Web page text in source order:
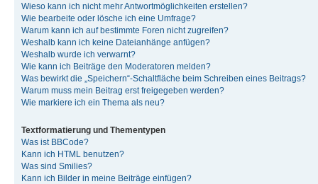
Wieso kann ich nicht mehr Antwortmöglichkeiten erstellen?
Wie bearbeite oder lösche ich eine Umfrage?
Warum kann ich auf bestimmte Foren nicht zugreifen?
Weshalb kann ich keine Dateianhänge anfügen?
Weshalb wurde ich verwarnt?
Wie kann ich Beiträge den Moderatoren melden?
Was bewirkt die „Speichern“-Schaltfläche beim Schreiben eines Beitrags?
Warum muss mein Beitrag erst freigegeben werden?
Wie markiere ich ein Thema als neu?
Textformatierung und Thementypen
Was ist BBCode?
Kann ich HTML benutzen?
Was sind Smilies?
Kann ich Bilder in meine Beiträge einfügen?